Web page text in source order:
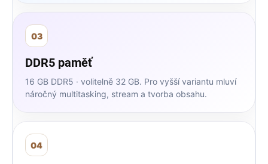
03
DDR5 paměť
16 GB DDR5 · volitelně 32 GB. Pro vyšší variantu mluví
náročný multitasking, stream a tvorba obsahu.
04